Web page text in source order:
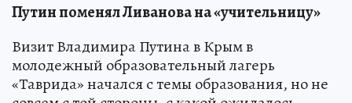
Путин поменял Ливанова на «учительницу»
Визит Владимира Путина в Крым в
молодежный образовательный лагерь
«Таврида» начался с темы образования, но не